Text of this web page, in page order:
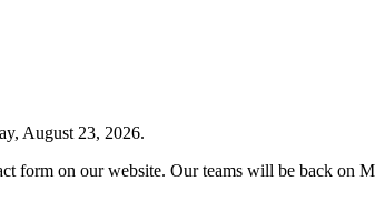
August 23, 2026.
form on our website. Our teams will be back on